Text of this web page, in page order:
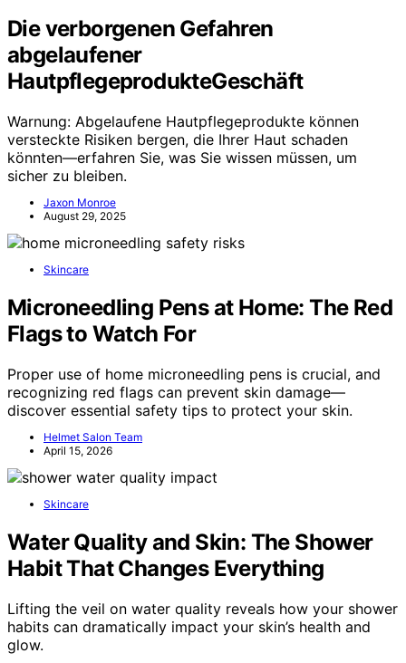
Die verborgenen Gefahren
abgelaufener
HautpflegeprodukteGeschäft
Warnung: Abgelaufene Hautpflegeprodukte können
versteckte Risiken bergen, die Ihrer Haut schaden
könnten—erfahren Sie, was Sie wissen müssen, um
sicher zu bleiben.
Jaxon Monroe
August 29, 2025
Skincare
Microneedling Pens at Home: The Red
Flags to Watch For
Proper use of home microneedling pens is crucial, and
recognizing red flags can prevent skin damage—
discover essential safety tips to protect your skin.
Helmet Salon Team
April 15, 2026
Skincare
Water Quality and Skin: The Shower
Habit That Changes Everything
Lifting the veil on water quality reveals how your shower
habits can dramatically impact your skin’s health and
glow.